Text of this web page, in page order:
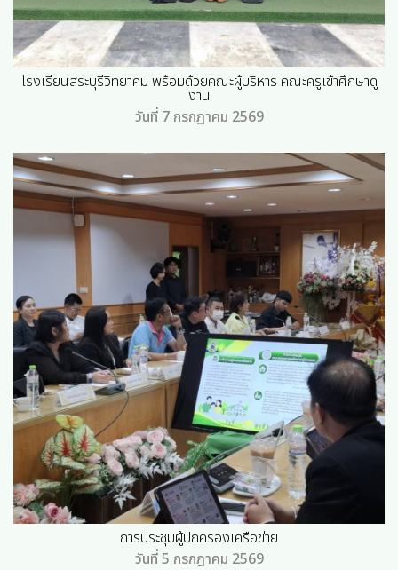
โรงเรียนสระบุรีวิทยาคม พร้อมด้วยคณะผู้บริหาร คณะครูเข้าศึกษาดู
งาน
วันที่ 7 กรกฏาคม 2569
การประชุมผู้ปกครองเครือข่าย
วันที่ 5 กรกฎาคม 2569